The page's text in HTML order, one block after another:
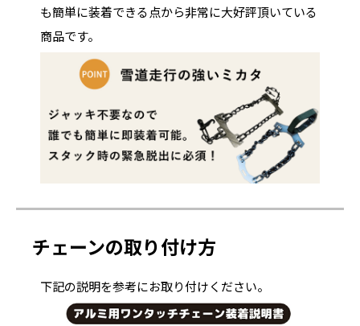
も簡単に装着できる点から非常に大好評頂いている
商品です。
チェーンの取り付け方
下記の説明を参考にお取り付けください。